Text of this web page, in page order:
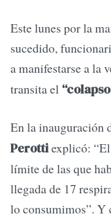
Este lunes por la
sucedido,
a manifestarse a la
transita el
En la inauguración
Perottiexplicó:
límite de las que
llegada de 17
lo consumimos”. Y